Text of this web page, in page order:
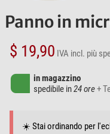
Panno in
$ 19,90 IVA incl. più
in magazzino
spedibile in24 ore+
☀️ Stai ordinando per